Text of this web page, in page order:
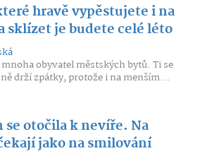
hravě vypěstujete i na
sklízet je budete celé léto
obyvatel městských bytů. Ti se
drží zpátky, protože i na menším...
otočila k nevíře. Na
jako na smilování